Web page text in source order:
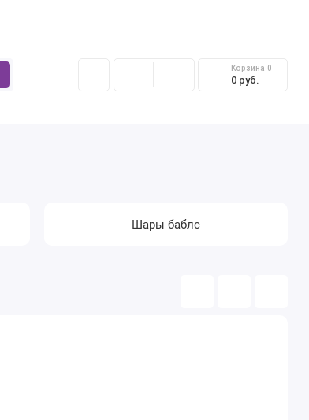
Корзина 0
0 руб.
Шары баблс